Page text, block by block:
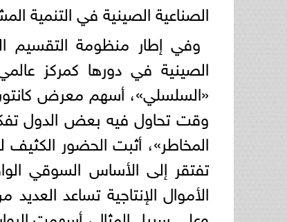
الصناعية الصينية في التنمية
وفي إطار منظومة التقسيم
الصينية في دورها كمركز
«السلسلي»، أسهم معرض
وقت تحاول فيه بعض الدول
المخاطر»، أثبت الحضور
تفتقر إلى الأساس السوقي
الأموال الإنتاجية تساعد